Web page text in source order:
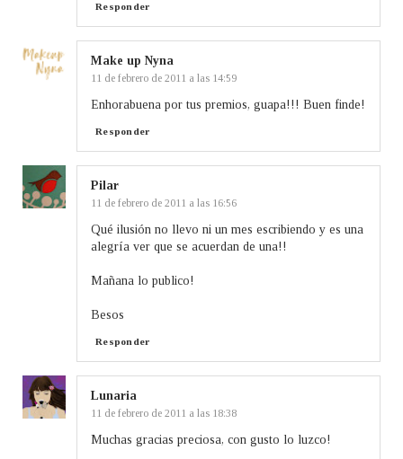
Responder
Make up Nyna
11 de febrero de 2011 a las 14:59
Enhorabuena por tus premios, guapa!!! Buen finde!
Responder
Pilar
11 de febrero de 2011 a las 16:56
Qué ilusión no llevo ni un mes escribiendo y es una
alegría ver que se acuerdan de una!!
Mañana lo publico!
Besos
Responder
Lunaria
11 de febrero de 2011 a las 18:38
Muchas gracias preciosa, con gusto lo luzco!